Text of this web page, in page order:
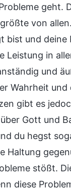
geht.
von
bist und deine
Leistung in
und
Wahrheit und
gibt es
Gott und
du hegst
Haltung
stößt.
diese